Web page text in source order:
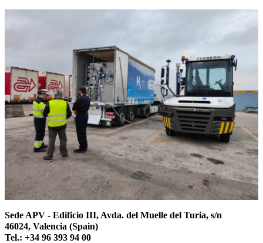
Sede APV - Edificio III, Avda. del Muelle del Turia, s/n
46024, Valencia (Spain)
Tel.: +34 96 393 94 00